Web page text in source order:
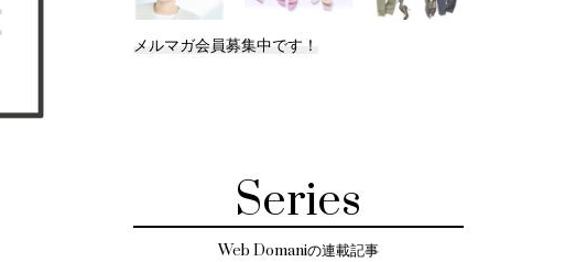
メルマガ会員募集中です！
Series
Web Domaniの連載記事